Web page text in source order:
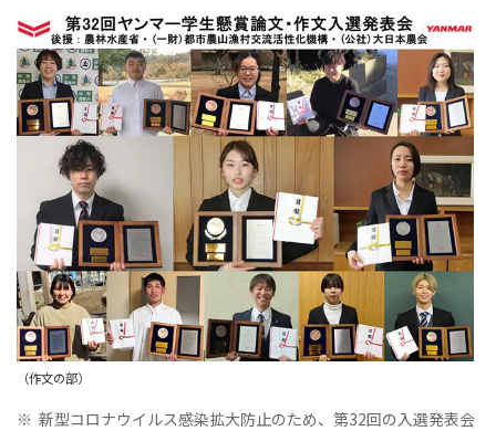
（作文の部）
※ 新型コロナウイルス感染拡大防止のため、第32回の入選発表会